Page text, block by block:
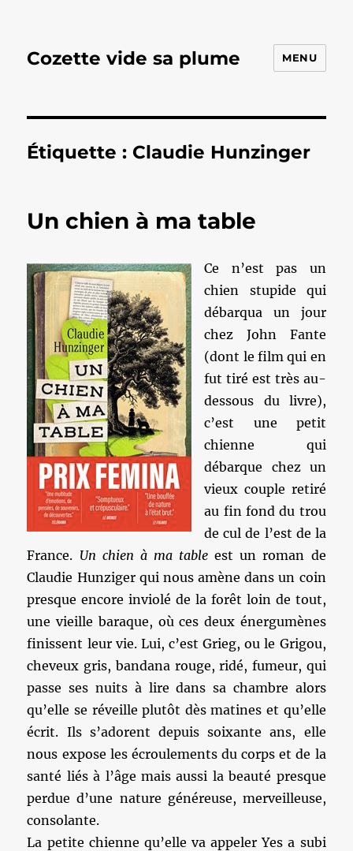
Cozette vide sa plume MENU
Étiquette : Claudie Hunzinger
Un chien à ma table
Ce n’est pas un
chien stupide qui
débarqua un jour
chez John Fante
(dont le film qui en
fut tiré est très au-
dessous du livre),
c’est une petit
chienne qui
débarque chez un
vieux couple retiré
au fin fond du trou
de cul de l’est de la
France. Un chien à ma tableest un roman de
Claudie Hunziger qui nous amène dans un coin
presque encore inviolé de la forêt loin de tout,
une vieille baraque, où ces deux énergumènes
finissent leur vie. Lui, c’est Grieg, ou le Grigou,
cheveux gris, bandana rouge, ridé, fumeur, qui
passe ses nuits à lire dans sa chambre alors
qu’elle se réveille plutôt dès matines et qu’elle
écrit. Ils s’adorent depuis soixante ans, elle
nous expose les écroulements du corps et de la
santé liés à l’âge mais aussi la beauté presque
perdue d’une nature généreuse, merveilleuse,
consolante.
La petite chienne qu’elle va appeler Yes a subi